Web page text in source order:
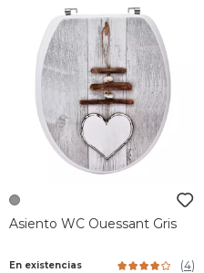
Asiento WC Ouessant Gris
En existencias (4)